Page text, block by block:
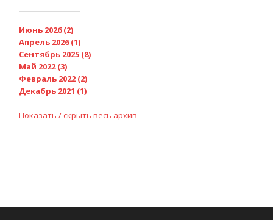
Июнь 2026 (2)
Апрель 2026 (1)
Сентябрь 2025 (8)
Май 2022 (3)
Февраль 2022 (2)
Декабрь 2021 (1)
Показать / скрыть весь архив